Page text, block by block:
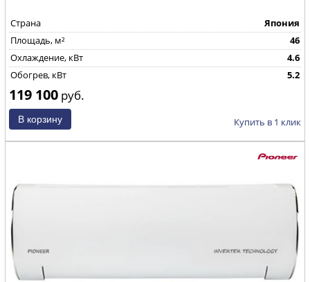
Страна
Япония
Площадь, м²
46
Охлаждение, кВт
4.6
Обогрев, кВт
5.2
119 100 руб.
Купить в 1 клик